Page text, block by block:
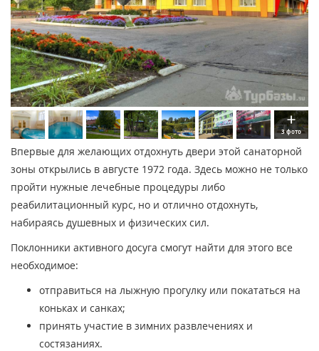
3 фото
Впервые для желающих отдохнуть двери этой санаторной
зоны открылись в августе 1972 года. Здесь можно не только
пройти нужные лечебные процедуры либо
реабилитационный курс, но и отлично отдохнуть,
набираясь душевных и физических сил.
Поклонники активного досуга смогут найти для этого все
необходимое:
отправиться на лыжную прогулку или покататься на
коньках и санках;
принять участие в зимних развлечениях и
состязаниях.